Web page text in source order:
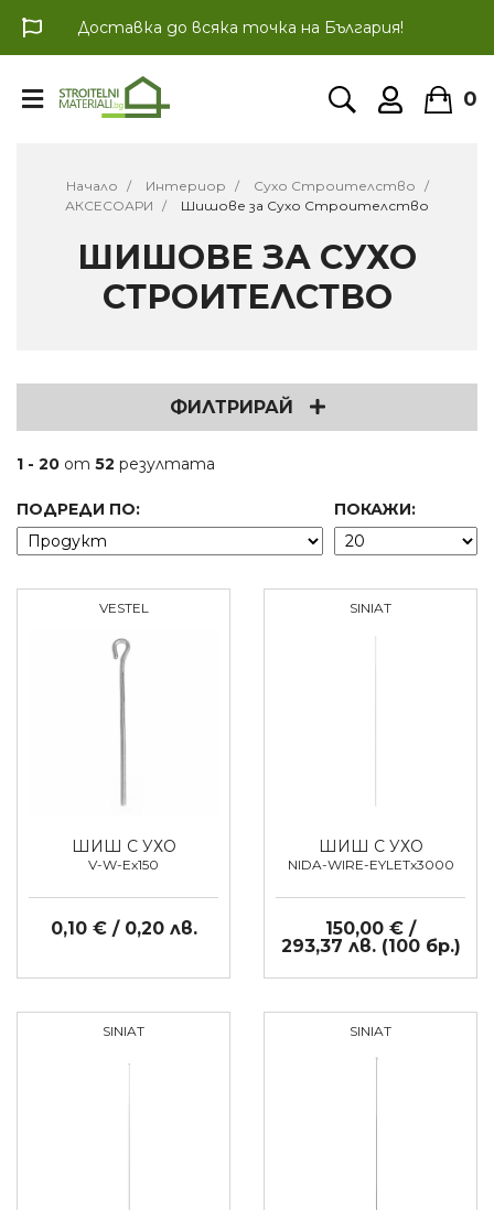
Доставка до всяка точка на България!
0
Начало Интериор
Сухо Строителство
АКСЕСОАРИ
Шишове за Сухо Строителство
ШИШОВЕ ЗА СУХО
СТРОИТЕЛСТВО
ФИЛТРИРАЙ
1 - 20 от 52 резултата
ПОДРЕДИ ПО: ПОКАЖИ:
VESTEL
ШИШ С УХО
V-W-Ex150
0,10 € / 0,20 лв.
SINIAT
ШИШ С УХО
NIDA-WIRE-EYLETx3000
150,00 € /
293,37 лв. (100 бр.)
SINIAT SINIAT